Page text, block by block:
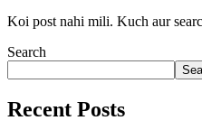
Koi post nahi mili. Kuch aur
Search
Recent Posts